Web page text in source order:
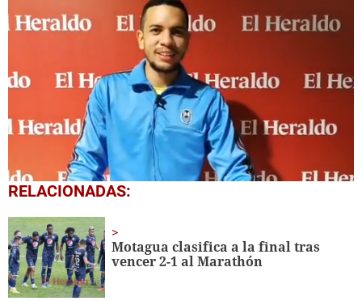
0
seconds
5
minutes,
38
seconds
RELACIONADAS:
Motagua clasifica a la final tras
vencer 2-1 al Marathón